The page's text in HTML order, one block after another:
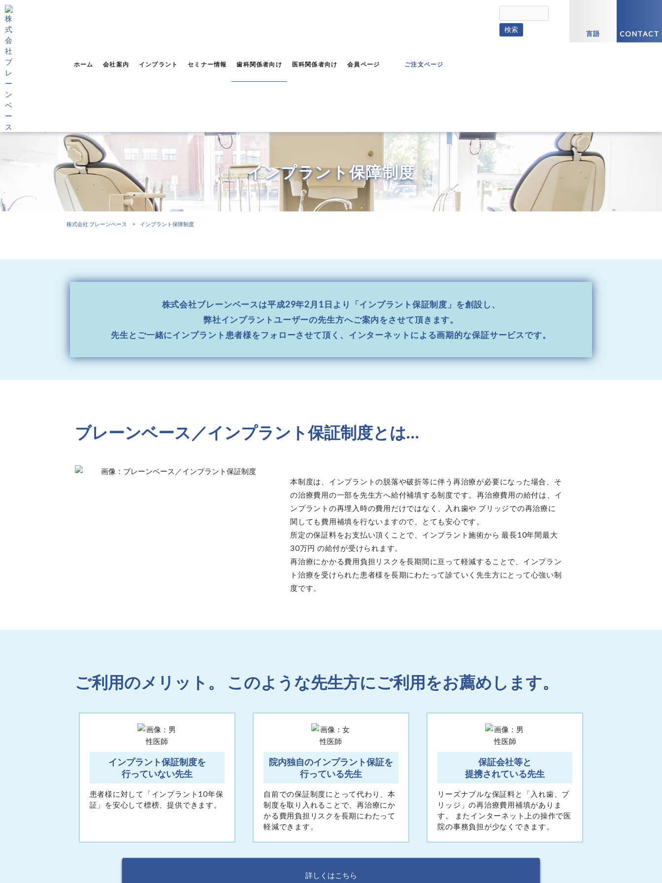
ホーム 会社案内 インプラント セミナー情報 歯科関係者向け 医科関係者向け 会員ページ ご注文ページ
言語 CONTACT
インプラント保障制度
株式会社 ブレーンベース > インプラント保障制度
株式会社ブレーンベースは平成29年2月1日より「インプラント保証制度」を創設し、
弊社インプラントユーザーの先生方へご案内をさせて頂きます。
先生とご一緒にインプラント患者様をフォローさせて頂く、インターネットによる画期的な保証サービスです。
ブレーンベース／インプラント保証制度とは…
本制度は、インプラントの脱落や破折等に伴う再治療が必要になった場合、そ
の治療費用の一部を先生方へ給付補填する制度です。 再治療費用の給付は、イ
ンプラントの再埋入時の費用だけではなく、入れ歯や ブリッジでの再治療に
関しても費用補填を行ないますので、とても安心です。
所定の保証料をお支払い頂くことで、インプラント施術から 最長10年間最大
30万円 の給付が受けられます。
再治療にかかる費用負担リスクを長期間に亘って軽減することで、インプラン
ト治療を受けられた患者様を長期にわたって診ていく先生方にとって心強い制
度です。
ご利用のメリット。 このような先生方にご利用をお薦めします。
インプラント保証制度を
行っていない先生
患者様に対して「インプラント10年保
証」を安心して標榜、提供できます。
院内独自のインプラント保証を
行っている先生
自前での保証制度にとって代わり、本
制度を取り入れることで、再治療にか
かる費用負担リスクを長期にわたって
軽減できます。
保証会社等と
提携されている先生
リーズナブルな保証料と「入れ歯、ブ
リッジ」の再治療費用補填がありま
す。 またインターネット上の操作で医
院の事務負担が少なくできます。
詳しくはこちら